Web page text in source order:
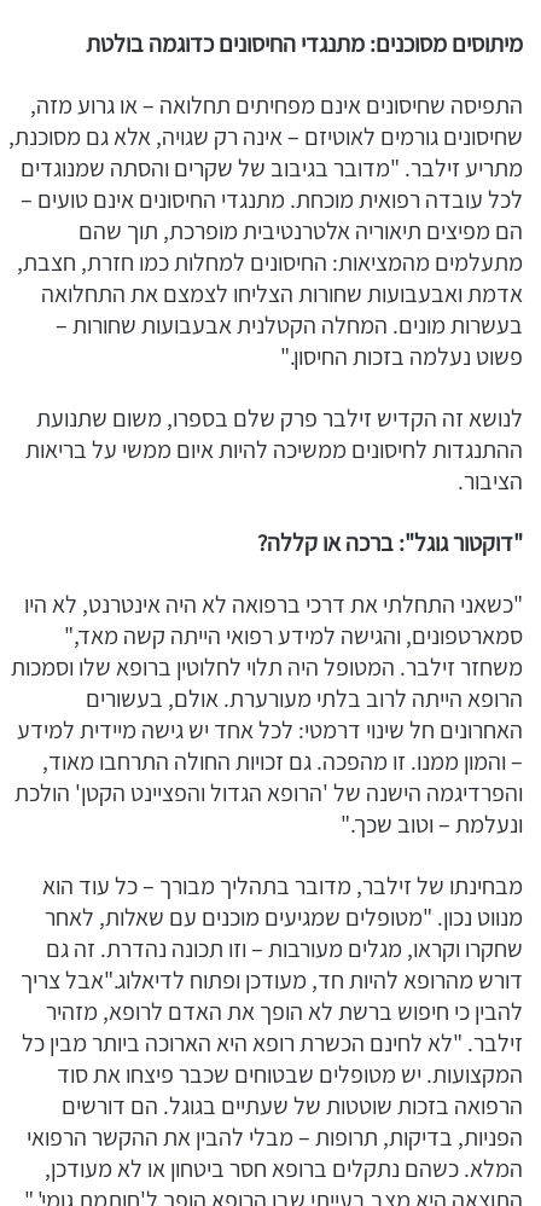
מיתוסים מסוכנים: מתנגדי החיסונים כדוגמה בולטת
התפיסה שחיסונים אינם מפחיתים תחלואה – או גרוע מזה,
שחיסונים גורמים לאוטיזם – אינה רק שגויה, אלא גם מסוכנת,
מתריע זילבר. "מדובר בגיבוב של שקרים והסתה שמנוגדים
לכל עובדה רפואית מוכחת. מתנגדי החיסונים אינם טועים –
הם מפיצים תיאוריה אלטרנטיבית מופרכת, תוך שהם
מתעלמים מהמציאות: החיסונים למחלות כמו חזרת, חצבת,
אדמת ואבעבועות שחורות הצליחו לצמצם את התחלואה
בעשרות מונים. המחלה הקטלנית אבעבועות שחורות –
פשוט נעלמה בזכות החיסון."
לנושא זה הקדיש זילבר פרק שלם בספרו, משום שתנועת
ההתנגדות לחיסונים ממשיכה להיות איום ממשי על בריאות
הציבור.
"דוקטור גוגל": ברכה או קללה?
"כשאני התחלתי את דרכי ברפואה לא היה אינטרנט, לא היו
סמארטפונים, והגישה למידע רפואי הייתה קשה מאד,"
משחזר זילבר. המטופל היה תלוי לחלוטין ברופא שלו וסמכות
הרופא הייתה לרוב בלתי מעורערת. אולם, בעשורים
האחרונים חל שינוי דרמטי: לכל אחד יש גישה מיידית למידע
– והמון ממנו. זו מהפכה. גם זכויות החולה התרחבו מאוד,
והפרדיגמה הישנה של 'הרופא הגדול והפציינט הקטן' הולכת
ונעלמת – וטוב שכך."
מבחינתו של זילבר, מדובר בתהליך מבורך – כל עוד הוא
מנווט נכון. "מטופלים שמגיעים מוכנים עם שאלות, לאחר
שחקרו וקראו, מגלים מעורבות – וזו תכונה נהדרת. זה גם
דורש מהרופא להיות חד, מעודכן ופתוח לדיאלוג."אבל צריך
להבין כי חיפוש ברשת לא הופך את האדם לרופא, מזהיר
זילבר. "לא לחינם הכשרת רופא היא הארוכה ביותר מבין כל
המקצועות. יש מטופלים שבטוחים שכבר פיצחו את סוד
הרפואה בזכות שוטטות של שעתיים בגוגל. הם דורשים
הפניות, בדיקות, תרופות – מבלי להבין את ההקשר הרפואי
המלא. כשהם נתקלים ברופא חסר ביטחון או לא מעודכן,